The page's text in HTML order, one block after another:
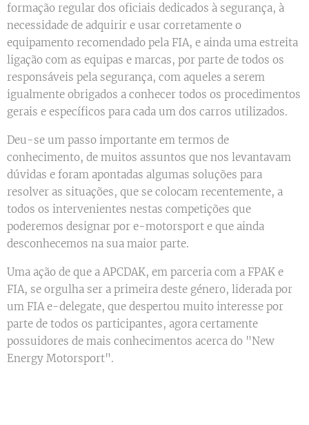
formação regular dos oficiais dedicados à segurança, à
necessidade de adquirir e usar corretamente o
equipamento recomendado pela FIA, e ainda uma estreita
ligação com as equipas e marcas, por parte de todos os
responsáveis pela segurança, com aqueles a serem
igualmente obrigados a conhecer todos os procedimentos
gerais e específicos para cada um dos carros utilizados.
Deu-se um passo importante em termos de
conhecimento, de muitos assuntos que nos levantavam
dúvidas e foram apontadas algumas soluções para
resolver as situações, que se colocam recentemente, a
todos os intervenientes nestas competições que
poderemos designar por e-motorsport e que ainda
desconhecemos na sua maior parte.
Uma ação de que a APCDAK, em parceria com a FPAK e
FIA, se orgulha ser a primeira deste género, liderada por
um FIA e-delegate, que despertou muito interesse por
parte de todos os participantes, agora certamente
possuidores de mais conhecimentos acerca do "New
Energy Motorsport".